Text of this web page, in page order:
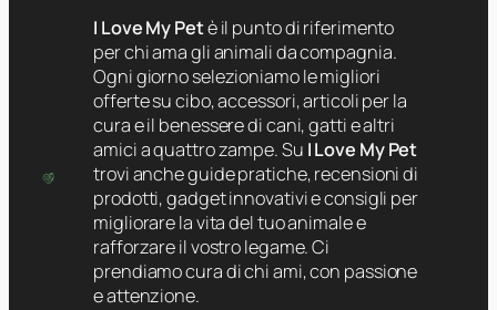
I Love My Petè il punto di riferimento
per chi ama gli animali da compagnia.
Ogni giorno selezioniamo le migliori
offerte su cibo, accessori, articoli per la
cura e il benessere di cani, gatti e altri
amici a quattro zampe. Su I Love My Pet
trovi anche guide pratiche, recensioni di
prodotti, gadget innovativi e consigli per
migliorare la vita del tuo animale e
rafforzare il vostro legame. Ci
prendiamo cura di chi ami, con passione
e attenzione.